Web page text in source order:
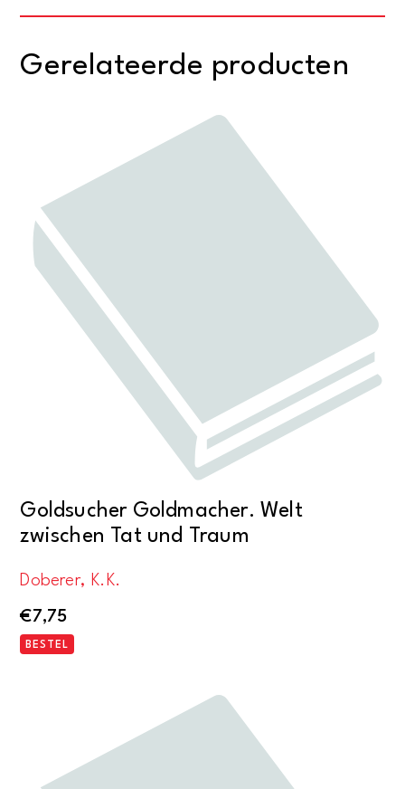
Gerelateerde producten
Goldsucher Goldmacher. Welt
zwischen Tat und Traum
Doberer, K.K.
€7,75
BESTEL